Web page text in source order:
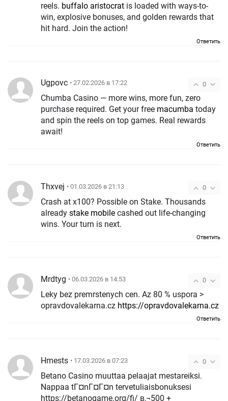
reels. buffalo aristocrat is loaded with ways-to-
win, explosive bonuses, and golden rewards that
hit hard. Join the action!
Ответить
0
Ugpovc • 27.02.2026 в 17:22
Chumba Casino — more wins, more fun, zero
purchase required. Get your free macumba today
and spin the reels on top games. Real rewards
await!
Ответить
0
Thxvej • 01.03.2026 в 21:13
Crash at x100? Possible on Stake. Thousands
already stake mobile
wins. Your turn is next.
Ответить
0
Mrdtyg • 06.03.2026 в 14:53
Leky bez premrstenych cen. Az 80 % uspora >
opravdovalekarna.cz https://opravdovalekarna.cz
Ответить
0
Hmests • 17.03.2026 в 07:23
Betano Casino muuttaa pelaajat mestareiksi.
Nappaa tГ¤nГ¤Г¤n tervetuliaisbonuksesi
https://betanogame.org/fi/ в‚¬500 +